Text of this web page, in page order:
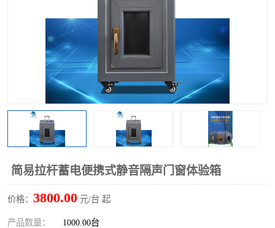
简易拉杆蓄电便携式静音隔声门窗体验箱
价格： 3800.00 元/台 起
产品数量： 1000.00台